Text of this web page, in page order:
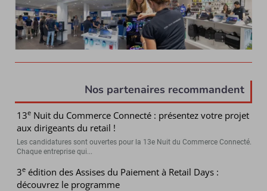
Nos partenaires recommandent
13e Nuit du Commerce Connecté : présentez votre projet
aux dirigeants du retail !
Les candidatures sont ouvertes pour la 13e Nuit du Commerce Connecté.
Chaque entreprise qui...
3e édition des Assises du Paiement à Retail Days :
découvrez le programme